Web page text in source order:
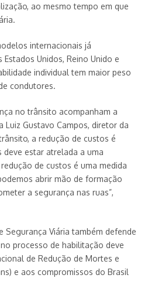
ao mesmo tempo em que
internacionais já
Unidos, Reino Unido e
individual tem maior peso
condutores.
no trânsito acompanham a
Gustavo Campos, diretor da
a redução de custos é
deve estar atrelada a uma
de custos é uma medida
abrir mão de formação
a segurança nas ruas”,
Segurança Viária também defende
processo de habilitação deve
de Redução de Mortes e
e aos compromissos do Brasil